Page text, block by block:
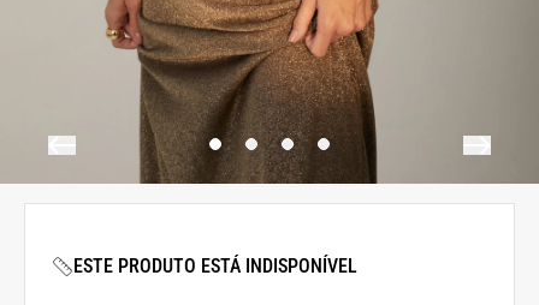
ESTE PRODUTO ESTÁ INDISPONÍVEL